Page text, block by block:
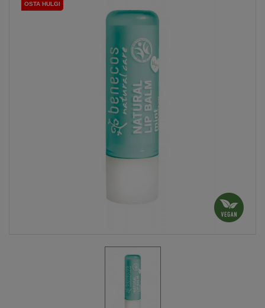
OSTA HULGI
OSTA HULGI